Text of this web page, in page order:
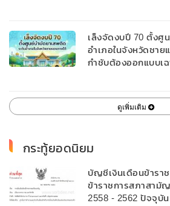
เล็งจัดงบปี 70 ตั้งศู
อำเภอในจังหวัดชาย
กำชับต้องออกแบบเ
ดูเพิ่มเติม
กระทู้ยอดนิยม
บัญชีเงินเดือนข้ารา
ข้าราชการสภาสามั
2558 - 2562 ปัจจุบัน